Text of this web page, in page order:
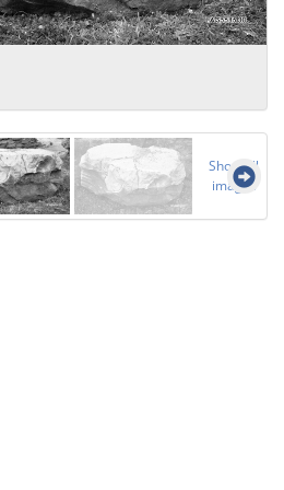
Show all
images